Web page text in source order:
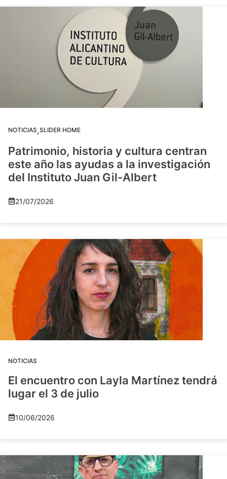
NOTICIAS,SLIDER HOME
Patrimonio, historia y cultura centran
este año las ayudas a la investigación
del Instituto Juan Gil-Albert
21/07/2026
NOTICIAS
El encuentro con Layla Martínez tendrá
lugar el 3 de julio
10/06/2026